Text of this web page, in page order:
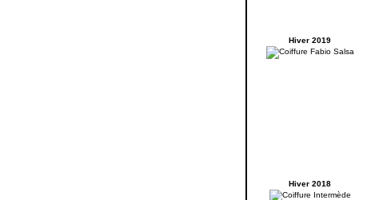
Hiver 2019
Hiver 2018